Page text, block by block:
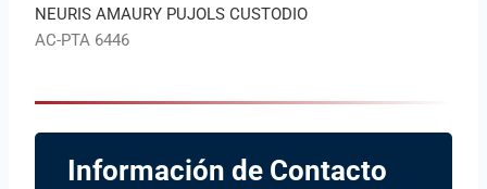
NEURIS AMAURY PUJOLS CUSTODIO
AC-PTA 6446
Información de Contacto